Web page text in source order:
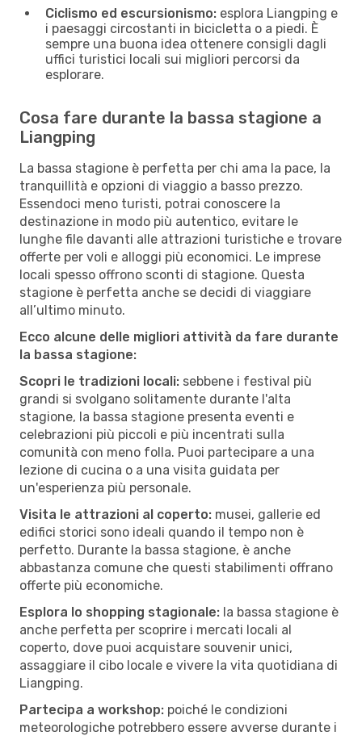
Ciclismo ed escursionismo: esplora Liangping e
i paesaggi circostanti in bicicletta o a piedi. È
sempre una buona idea ottenere consigli dagli
uffici turistici locali sui migliori percorsi da
esplorare.
Cosa fare durante la bassa stagione a
Liangping
La bassa stagione è perfetta per chi ama la pace, la
tranquillità e opzioni di viaggio a basso prezzo.
Essendoci meno turisti, potrai conoscere la
destinazione in modo più autentico, evitare le
lunghe file davanti alle attrazioni turistiche e trovare
offerte per voli e alloggi più economici. Le imprese
locali spesso offrono sconti di stagione. Questa
stagione è perfetta anche se decidi di viaggiare
all’ultimo minuto.
Ecco alcune delle migliori attività da fare durante
la bassa stagione:
Scopri le tradizioni locali: sebbene i festival più
grandi si svolgano solitamente durante l'alta
stagione, la bassa stagione presenta eventi e
celebrazioni più piccoli e più incentrati sulla
comunità con meno folla. Puoi partecipare a una
lezione di cucina o a una visita guidata per
un'esperienza più personale.
Visita le attrazioni al coperto: musei, gallerie ed
edifici storici sono ideali quando il tempo non è
perfetto. Durante la bassa stagione, è anche
abbastanza comune che questi stabilimenti offrano
offerte più economiche.
Esplora lo shopping stagionale: la bassa stagione è
anche perfetta per scoprire i mercati locali al
coperto, dove puoi acquistare souvenir unici,
assaggiare il cibo locale e vivere la vita quotidiana di
Liangping.
Partecipa a workshop: poiché le condizioni
meteorologiche potrebbero essere avverse durante i